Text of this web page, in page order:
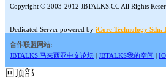
Copyright © 2003-2012 JBTALKS.CC All Rights
Dedicated Server powered by iCore Technology Sdn.
合作联盟网站:
JBTALKS 马来西亚中文论坛
JBTALKS我的空间
回顶部